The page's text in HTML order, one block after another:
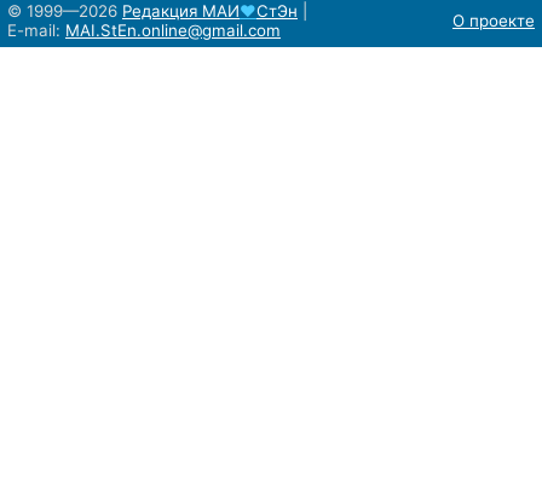
© 1999—2026 Редакция МАИ♥СтЭн
E-mail: MAI.StEn.online@gmail.com О проекте